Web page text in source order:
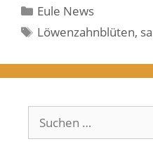
Kategorien
Eule News
Schlagwörter
Löwenzahnblüten,
Suchen
nach: